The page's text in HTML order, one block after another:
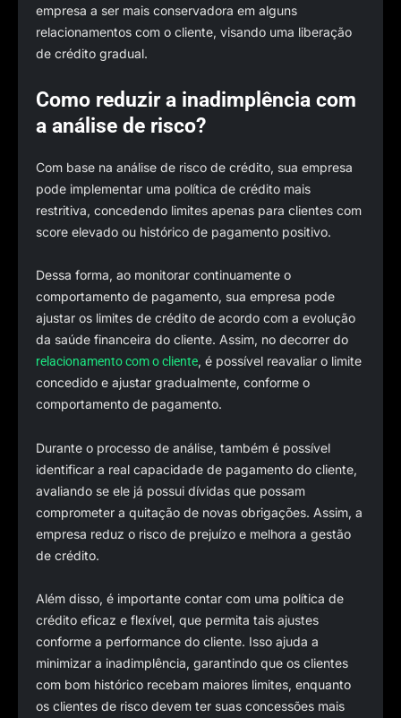
empresa a ser mais conservadora em alguns
relacionamentos com o cliente, visando uma liberação
de crédito gradual.
Como reduzir a inadimplência com
a análise de risco?
Com base na análise de risco de crédito, sua empresa
pode implementar uma política de crédito mais
restritiva, concedendo limites apenas para clientes com
score elevado ou histórico de pagamento positivo.
Dessa forma, ao monitorar continuamente o
comportamento de pagamento, sua empresa pode
ajustar os limites de crédito de acordo com a evolução
da saúde financeira do cliente. Assim, no decorrer do
relacionamento com o cliente, é possível reavaliar o limite
concedido e ajustar gradualmente, conforme o
comportamento de pagamento.
Durante o processo de análise, também é possível
identificar a real capacidade de pagamento do cliente,
avaliando se ele já possui dívidas que possam
comprometer a quitação de novas obrigações. Assim, a
empresa reduz o risco de prejuízo e melhora a gestão
de crédito.
Além disso, é importante contar com uma política de
crédito eficaz e flexível, que permita tais ajustes
conforme a performance do cliente. Isso ajuda a
minimizar a inadimplência, garantindo que os clientes
com bom histórico recebam maiores limites, enquanto
os clientes de risco devem ter suas concessões mais